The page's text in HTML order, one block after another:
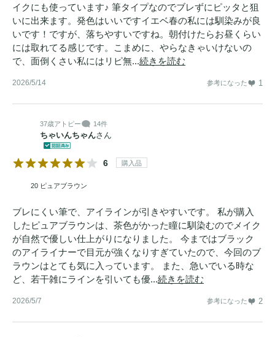
イクにも使っています♪ 筆タイプなのでブレずにピッタと狙
いに出来ます。発色はいいですイエベ春の私には馴染みが良
いです！ですが、落ちやすいですね。朝付けたらお昼くらい
には取れてる感じです。こまめに、やらなきゃいけないの
で、面倒くさい私にはリピ無...続きを読む
2026/5/14 参考になった 1
37歳アトピー 14件
ちゃいんちゃんさん
6 購入品
20 ピュアブラウン
ブレにくい筆で、アイラインが引きやすいです。 私が購入
したピュアブラウンは、茶色がかった瞳に馴染むのでメイク
が自然で優しい仕上がりになりました。 今まではブラック
のアイライナーで目元が強くなりすぎていたので、今回のブ
ラウンはとても気に入っています。 また、急いでいる時な
ど、若干雑にラインを引いても優...続きを読む
2026/5/7 参考になった 2